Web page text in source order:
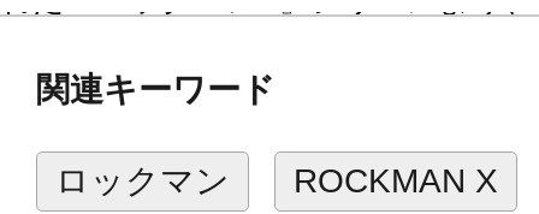
ー』が、20年以上の時を経て、初の
CAD設計による精密な可動設計と設
関連キーワード
ロックマン ROCKMAN X